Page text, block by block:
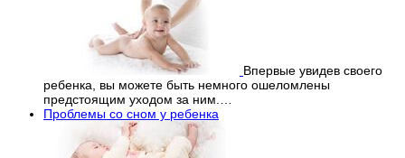
Впервые увидев своего
ребенка, вы можете быть немного ошеломлены
предстоящим уходом за ним.…
Проблемы со сном у ребенка